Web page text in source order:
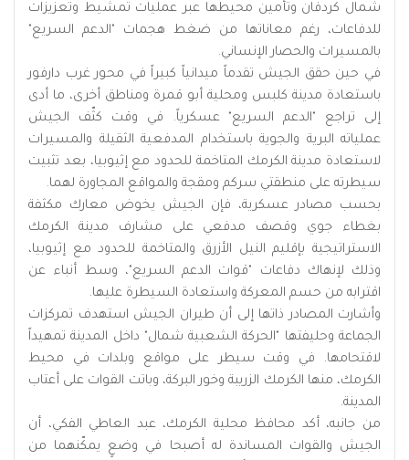
شمال كردفان وتأمين محيطها عبر عمليات تمشيط وتعزيزات
للدفاعات، رغم معاناتها من ضغط هجمات "الدعم السريع"
بالمسيرات والحصار الإنساني.
في حين حقق الجيش تقدماً ميدانياً كبيراً في محور غرب دارفور
باستعادة مدينة كلبس ومحلية أبو قمرة ومناطق أخرى، ما أدى
إلى تراجع "الدعم السريع" عسكرياً. في وقت كثّف الجيش
عملياته البرية والجوية باستخدام المدفعية الثقيلة والمسيرات
لاستعادة مدينة الكرمك المتاخمة للحدود مع إثيوبيا، بعد تثبيت
سيطرته على منطقتي سركم ومقجة والمواقع المجاورة لهما.
بحسب مصادر عسكرية، فإن الجيش يخوض معارك مكثفة
بغطاء جوي وقصف مدفعي على مشارف مدينة الكرمك
الاستراتيجية بإقليم النيل الأزرق والمتاخمة للحدود مع إثيوبيا،
وذلك لإنهاك دفاعات "قوات الدعم السريع"، وسط أنباء عن
اقترابه من حسم المعركة واستعادة السيطرة عليها.
وأشارت المصادر ذاتها إلى أن طيران الجيش استهدف تمركزات
الجماعة وحليفتها "الحركة الشعبية شمال" داخل المدينة تمهيداً
لاقتحامها. في وقت سيطر على مواقع وبلدات في محيط
الكرمك، منها الكرمك الزريبة وخور البركة، وباتت القوات على أعتاب
المدينة.
من جانبه، أكد محافظ محلية الكرمك، عبد العاطي الفكي، أن
الجيش والقوات المساندة له أصبحا في وضعٍ يمكّنهما من